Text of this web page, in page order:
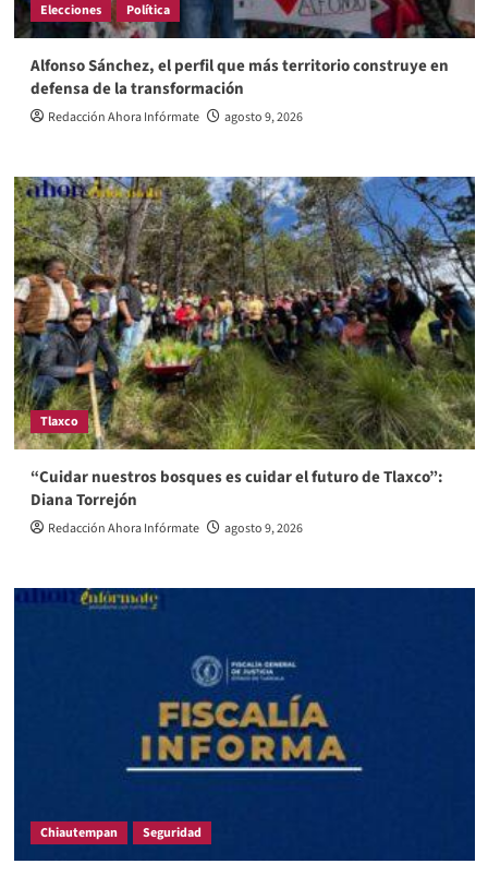
Elecciones Política
Alfonso Sánchez, el perfil que más territorio construye en
defensa de la transformación
Redacción Ahora Infórmate agosto 9, 2026
Tlaxco
“Cuidar nuestros bosques es cuidar el futuro de Tlaxco”:
Diana Torrejón
Redacción Ahora Infórmate agosto 9, 2026
Chiautempan Seguridad